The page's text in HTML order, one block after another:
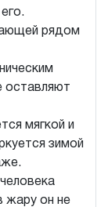
рядом
оставляют
мягкой и
зимой
жару он не